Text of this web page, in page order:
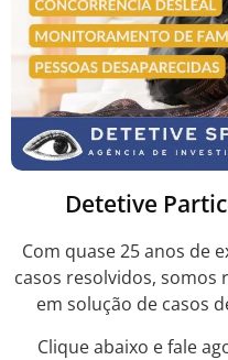
Detetive
Com quase 25 anos de
casos resolvidos, somos
em solução de casos
Clique abaixo e fale